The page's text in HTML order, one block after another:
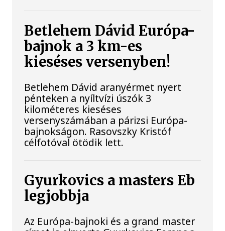
Betlehem Dávid Európa-
bajnok a 3 km-es
kieséses versenyben!
Betlehem Dávid aranyérmet nyert
pénteken a nyíltvízi úszók 3
kilométeres kieséses
versenyszámában a párizsi Európa-
bajnokságon. Rasovszky Kristóf
célfotóval ötödik lett.
Gyurkovics a masters Eb
legjobbja
Az Európa-bajnoki és a grand master